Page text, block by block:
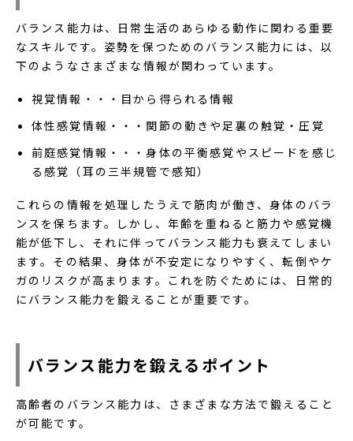
バランス能力は、日常生活のあらゆる動作に関わる重要
なスキルです。姿勢を保つためのバランス能力には、以
下のようなさまざまな情報が関わっています。
視覚情報・・・目から得られる情報
体性感覚情報・・・関節の動きや足裏の触覚・圧覚
前庭感覚情報・・・身体の平衡感覚やスピードを感じ
る感覚（耳の三半規管で感知）
これらの情報を処理したうえで筋肉が働き、身体のバラ
ンスを保ちます。しかし、年齢を重ねると筋力や感覚機
能が低下し、それに伴ってバランス能力も衰えてしまい
ます。その結果、身体が不安定になりやすく、転倒やケ
ガのリスクが高まります。これを防ぐためには、日常的
にバランス能力を鍛えることが重要です。
バランス能力を鍛えるポイント
高齢者のバランス能力は、さまざまな方法で鍛えること
が可能です。